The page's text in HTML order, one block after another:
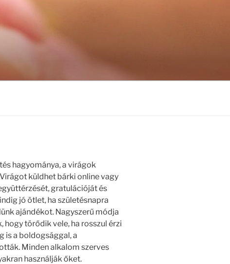
hagyománya, a virágok
küldhet bárki online vagy
gratulációját és
jó ötlet, ha születésnapra
ajándékot. Nagyszerű módja
hogy törődik vele, ha rosszul érzi
is a boldogsággal, a
Minden alkalom szerves
használják őket.